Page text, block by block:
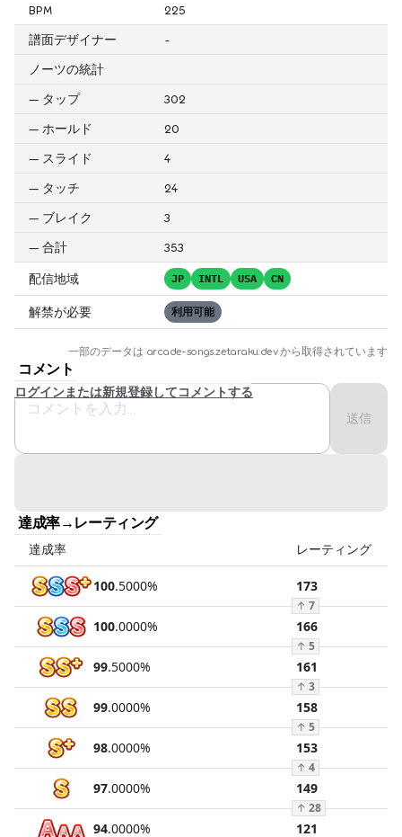
BPM
225
譜面デザイナー
-
ノーツの統計
— タップ
302
— ホールド
20
— スライド
4
— タッチ
24
— ブレイク
3
— 合計 353
配信地域 JP INTL USA CN
解禁が必要 利用可能
一部のデータは arcade-songs.zetaraku.devから取得されています
コメント
送信
ログインまたは新規登録してコメントする
達成率→レーティング
達成率 レーティング
100.5000% 173
↑ 7
100.0000% 166
↑ 5
99.5000% 161
↑ 3
99.0000% 158
↑ 5
98.0000% 153
↑ 4
97.0000% 149
↑ 28
94.0000% 121